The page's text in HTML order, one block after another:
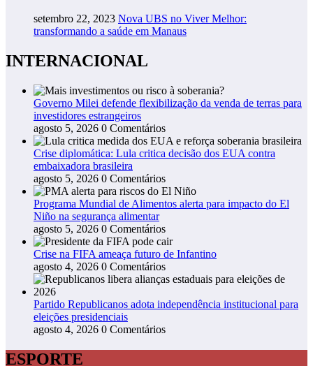
setembro 22, 2023 Nova UBS no Viver Melhor:
transformando a saúde em Manaus
INTERNACIONAL
Governo Milei defende flexibilização da venda de terras para
investidores estrangeiros
agosto 5, 2026 0 Comentários
Crise diplomática: Lula critica decisão dos EUA contra
embaixadora brasileira
agosto 5, 2026 0 Comentários
Programa Mundial de Alimentos alerta para impacto do El
Niño na segurança alimentar
agosto 5, 2026 0 Comentários
Crise na FIFA ameaça futuro de Infantino
agosto 4, 2026 0 Comentários
Partido Republicanos adota independência institucional para
eleições presidenciais
agosto 4, 2026 0 Comentários
ESPORTE